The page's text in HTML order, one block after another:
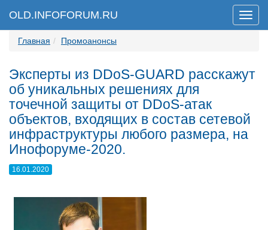
Меню
OLD.INFOFORUM.RU
Главная Промоанонсы
Эксперты из DDoS-GUARD расскажут
об уникальных решениях для
точечной защиты от DDoS-атак
объектов, входящих в состав сетевой
инфраструктуры любого размера, на
Инофоруме-2020.
16.01.2020